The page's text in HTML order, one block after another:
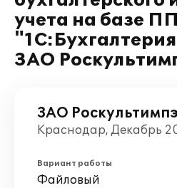
учета на базе ПП
ЗАО
ЗАО
Краснодар, Декабрь
Вариант работы
Файловый